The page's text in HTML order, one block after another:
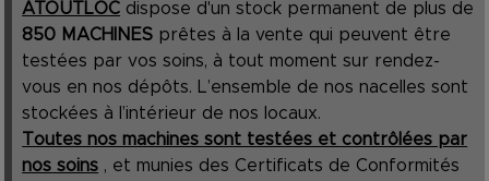
ATOUTLOC dispose d'un stock permanent de plus de
850 MACHINES prêtes à la vente qui peuvent être
testées par vos soins, à tout moment sur rendez-
vous en nos dépôts. L’ensemble de nos nacelles sont
stockées à l’intérieur de nos locaux.
Toutes nos machines sont testées et contrôlées par
nos soins , et munies des Certificats de Conformités